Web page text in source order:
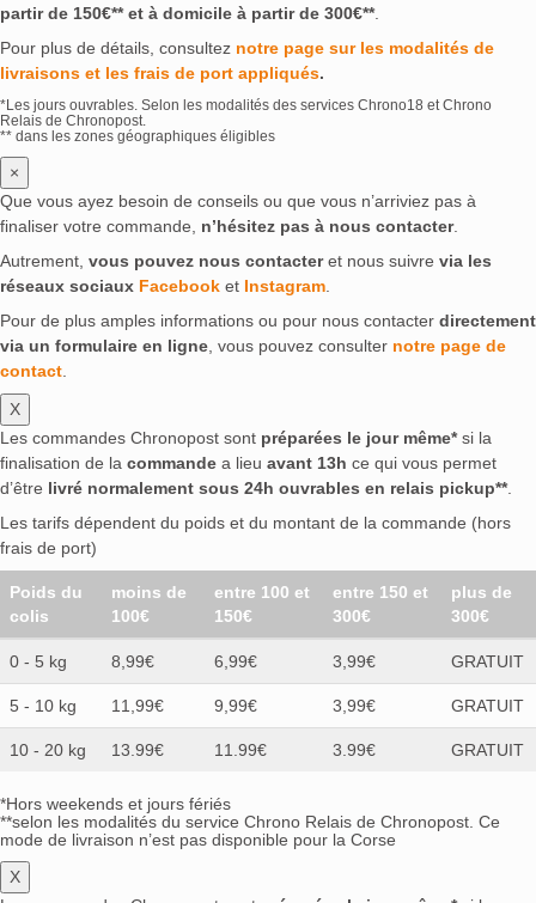
partir de 150€** et à domicile à partir de 300€**.
Pour plus de détails, consultez notre page sur les modalités de
livraisons et les frais de port appliqués.
*Les jours ouvrables. Selon les modalités des services Chrono18 et Chrono
Relais de Chronopost.
** dans les zones géographiques éligibles
×
Que vous ayez besoin de conseils ou que vous n’arriviez pas à
finaliser votre commande, n’hésitez pas à nous contacter.
Autrement, vous pouvez nous contacteret nous suivre via les
réseaux sociaux Facebook et Instagram.
Pour de plus amples informations ou pour nous contacter directement
via un formulaire en ligne, vous pouvez consulter notre page de
contact.
X
Les commandes Chronopost sont préparées le jour même*si la
finalisation de la commande a lieu avant 13h ce qui vous permet
d’être livré normalement sous 24h ouvrables en relais pickup**.
Les tarifs dépendent du poids et du montant de la commande (hors
frais de port)
Poids du
colis
moins de
100€
entre 100 et
150€
entre 150 et
300€
plus de
300€
0 - 5 kg 8,99€ 6,99€ 3,99€ GRATUIT
5 - 10 kg 11,99€ 9,99€ 3,99€ GRATUIT
10 - 20 kg 13.99€ 11.99€ 3.99€ GRATUIT
*Hors weekends et jours fériés
**selon les modalités du service Chrono Relais de Chronopost. Ce
mode de livraison n’est pas disponible pour la Corse
X